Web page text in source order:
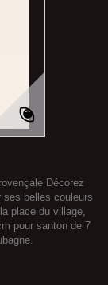
Décorez
belles couleurs
place du village,
pour santon de 7